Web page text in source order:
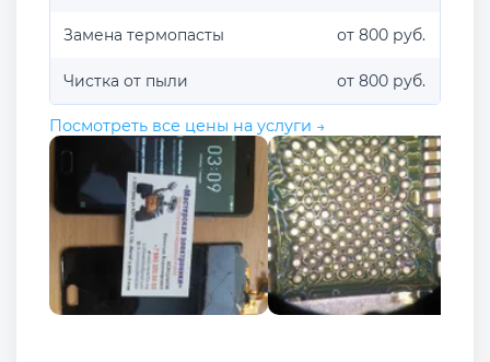
Замена термопасты от 800 руб.
Чистка от пыли от 800 руб.
Посмотреть все цены на услуги →